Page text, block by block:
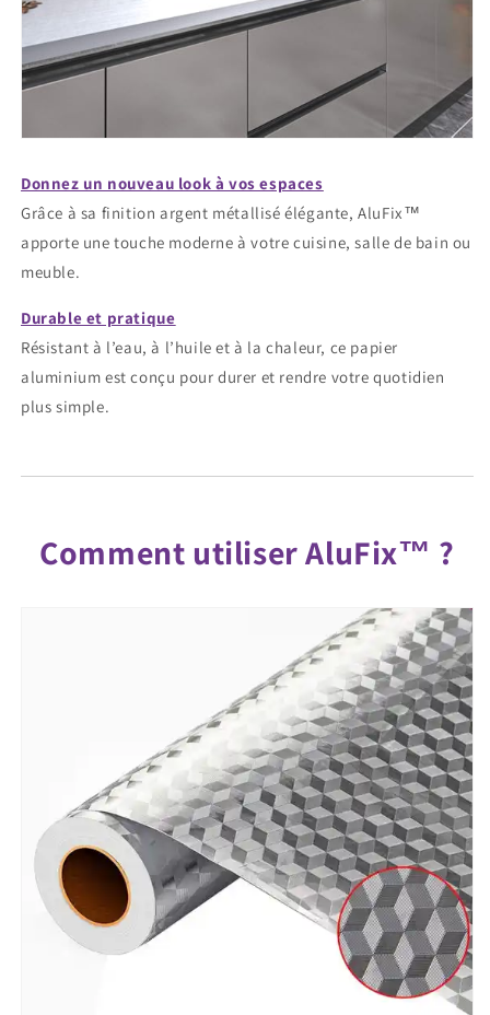
Donnez un nouveau look à vos espaces
Grâce à sa finition argent métallisé élégante, AluFix™
apporte une touche moderne à votre cuisine, salle de bain ou
meuble.
Durable et pratique
Résistant à l’eau, à l’huile et à la chaleur, ce papier
aluminium est conçu pour durer et rendre votre quotidien
plus simple.
Comment utiliser AluFix™ ?